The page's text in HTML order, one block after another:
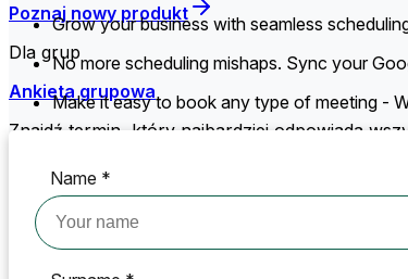
Poznaj nowy produkt
Dla grup
Ankieta grupowa
Znajdź termin, który najbardziej odpowiada
Lista zapisów
Umożliw uczestnikom zapisywanie się na
Dla osób fizycznych
Grow your business with seamless
No more scheduling mishaps. Sync your
Make it easy to book any type of meeting -
Name *